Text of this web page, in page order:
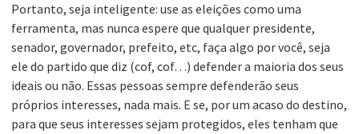
Portanto, seja inteligente: use as eleições como uma
ferramenta, mas nunca espere que qualquer presidente,
senador, governador, prefeito, etc, faça algo por você, seja
ele do partido que diz (cof, cof…) defender a maioria dos seus
ideais ou não. Essas pessoas sempre defenderão seus
próprios interesses, nada mais. E se, por um acaso do destino,
para que seus interesses sejam protegidos, eles tenham que